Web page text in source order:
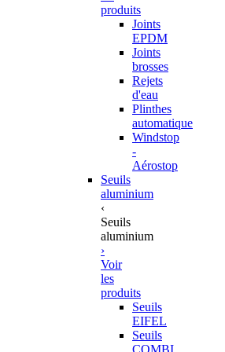
produits
Joints
EPDM
Joints
brosses
Rejets
d'eau
Plinthes
automatique
Windstop
-
Aérostop
Seuils
aluminium
‹
Seuils
aluminium
›
Voir
les
produits
Seuils
EIFEL
Seuils
COMBI